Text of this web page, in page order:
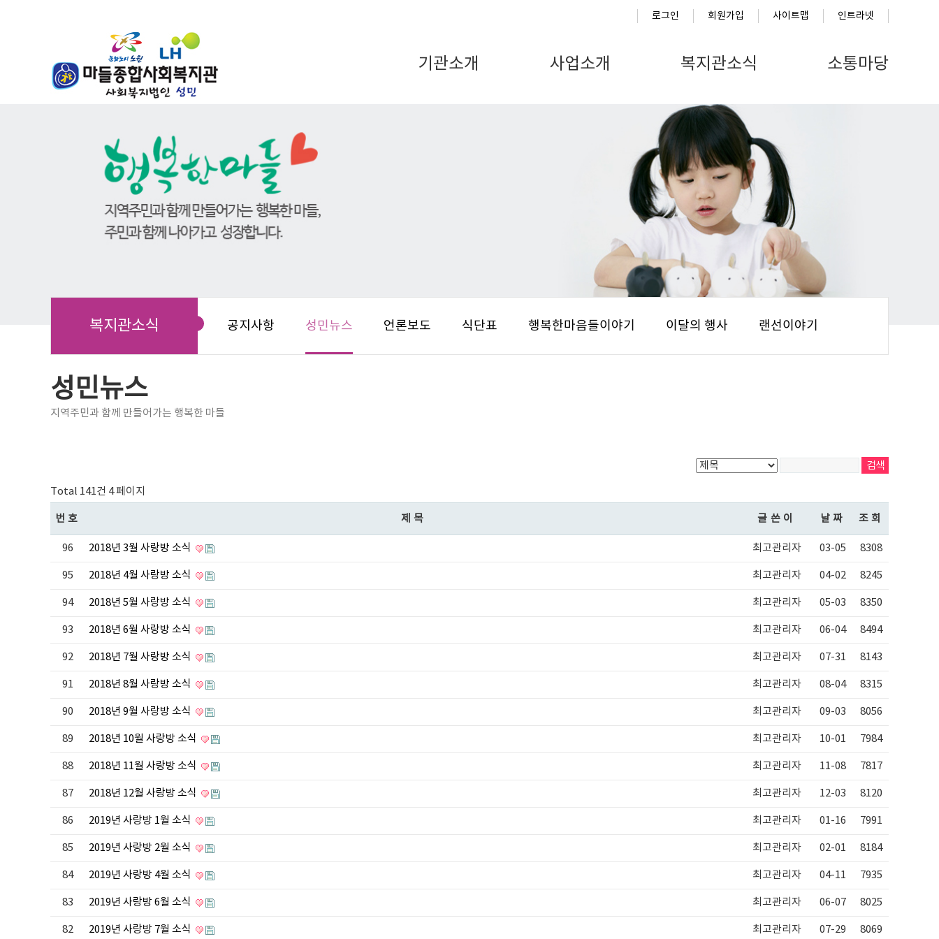
로그인 회원가입 사이트맵 인트라넷
기관소개 사업소개 복지관소식 소통마당
복지관소식 공지사항 성민뉴스 언론보도 식단표 행복한마음들이야기 이달의 행사 랜선이야기
성민뉴스
지역주민과 함께 만들어가는 행복한 마들
Total 141건 4 페이지
번호 제목 글쓴이 날짜 조회
96 2018년 3월 사랑방 소식 최고관리자 03-05 8308
95 2018년 4월 사랑방 소식 최고관리자 04-02 8245
94 2018년 5월 사랑방 소식 최고관리자 05-03 8350
93 2018년 6월 사랑방 소식 최고관리자 06-04 8494
92 2018년 7월 사랑방 소식 최고관리자 07-31 8143
91 2018년 8월 사랑방 소식 최고관리자 08-04 8315
90 2018년 9월 사랑방 소식 최고관리자 09-03 8056
89 2018년 10월 사랑방 소식 최고관리자 10-01 7984
88 2018년 11월 사랑방 소식 최고관리자 11-08 7817
87 2018년 12월 사랑방 소식 최고관리자 12-03 8120
86 2019년 사랑방 1월 소식 최고관리자 01-16 7991
85 2019년 사랑방 2월 소식 최고관리자 02-01 8184
84 2019년 사랑방 4월 소식 최고관리자 04-11 7935
83 2019년 사랑방 6월 소식 최고관리자 06-07 8025
82 2019년 사랑방 7월 소식 최고관리자 07-29 8069